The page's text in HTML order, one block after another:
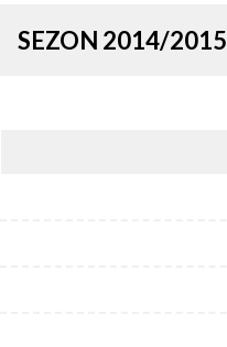
SEZON 2014/2015